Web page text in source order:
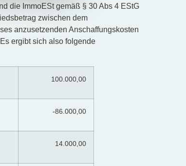
die ImmoESt gemäß § 30 Abs 4 EStG
zwischen dem
anzusetzenden Anschaffungskosten
ergibt sich also folgende
100.000,00
-86.000,00
14.000,00